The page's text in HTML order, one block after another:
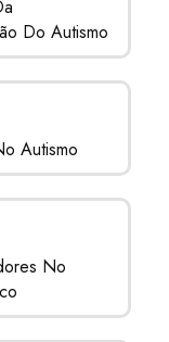
Do Autismo
Autismo
No